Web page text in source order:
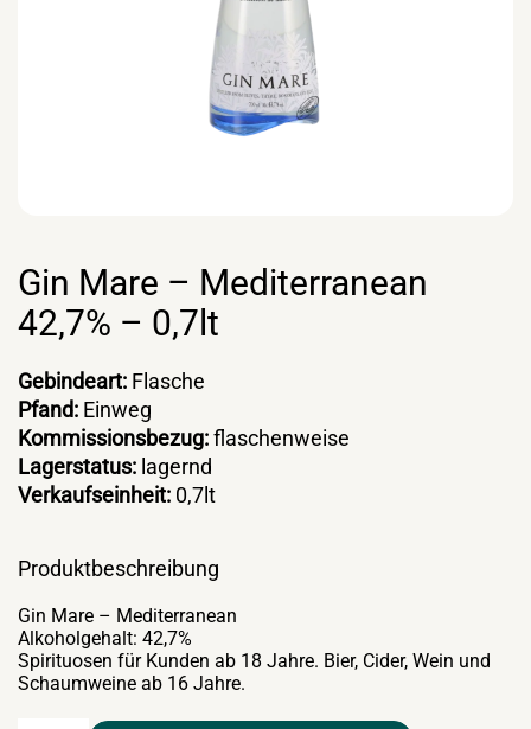
Gin Mare – Mediterranean
42,7% – 0,7lt
Gebindeart: Flasche
Pfand: Einweg
Kommissionsbezug:flaschenweise
Lagerstatus: lagernd
Verkaufseinheit: 0,7lt
Produktbeschreibung
Gin Mare – Mediterranean
Alkoholgehalt: 42,7%
Spirituosen für Kunden ab 18 Jahre. Bier, Cider, Wein und
Schaumweine ab 16 Jahre.